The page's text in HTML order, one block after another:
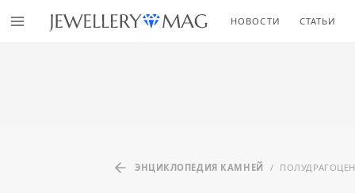
НОВОСТИ СТАТЬИ
ЭНЦИКЛОПЕДИЯ КАМНЕЙ /